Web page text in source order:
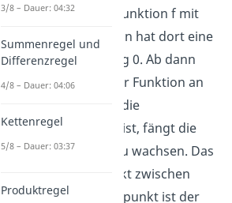
Betrachtest du eine Funktion f mit
einem Maximum, dann hat dort eine
Tangente die Steigung 0. Ab dann
fängt die Steigung der Funktion an
zu sinken. Erst wenn die
Wendestelle erreicht ist, fängt die
Steigung wieder an zu wachsen. Das
heißt, am Wendepunkt zwischen
einem Hoch- und Tiefpunkt ist der
3/8 – Dauer: 04:32
Summenregel und
Differenzregel
4/8 – Dauer: 04:06
Kettenregel
5/8 – Dauer: 03:37
Produktregel